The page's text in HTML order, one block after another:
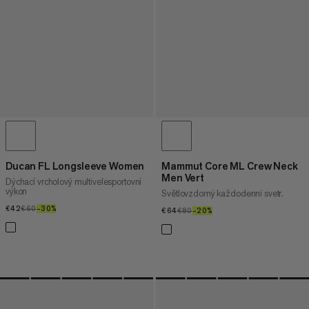
Ducan FL Longsleeve Women
Dýchací vrcholový multivelesportovní
výkon
€42€42
€60€60
–30%
Mammut Core ML Crew Neck
Men Vert
Světlovzdorný každodenní svetr.
€64€64
€80€80
–20%